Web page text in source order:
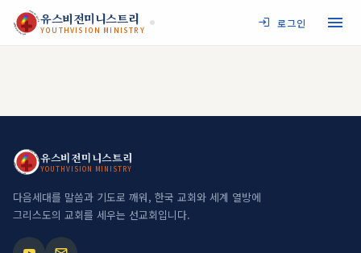
JESUS MY SAVIOR
YOUTHVISION MINISTRY
유스비전미니스트리
YOUTHVISION MINISTRY
로그인
JESUS MY SAVIOR
YOUTHVISION MINISTRY
유스비전미니스트리
YOUTHVISION MINISTRY
다음세대를 말씀과 기도로 깨워, 한국 교회와 세계 열방에
그리스도의 교회를 세우는 선교회입니다.